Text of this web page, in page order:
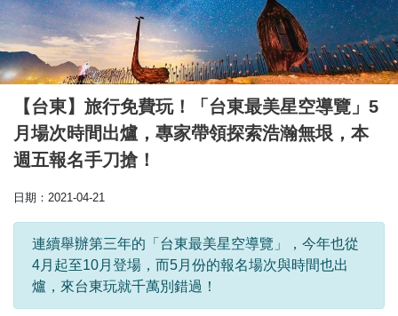
【台東】旅行免費玩！「台東最美星空導覽」5
月場次時間出爐，專家帶領探索浩瀚無垠，本
週五報名手刀搶！
日期：2021-04-21
連續舉辦第三年的「台東最美星空導覽」，今年也從
4月起至10月登場，而5月份的報名場次與時間也出
爐，來台東玩就千萬別錯過！